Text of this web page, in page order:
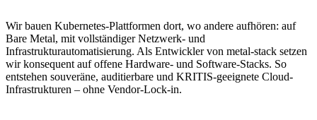
Wir bauen Kubernetes-Plattformen dort, wo andere aufhören: auf
Bare Metal, mit vollständiger Netzwerk- und
Infrastrukturautomatisierung. Als Entwickler von metal-stack setzen
wir konsequent auf offene Hardware- und Software-Stacks. So
entstehen souveräne, auditierbare und KRITIS-geeignete Cloud-
Infrastrukturen – ohne Vendor-Lock-in.